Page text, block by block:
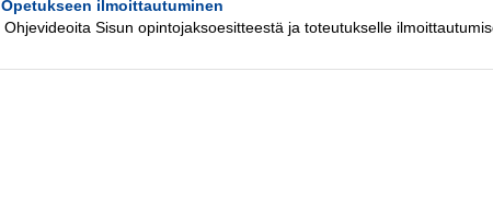
Opetukseen ilmoittautuminen
Ohjevideoita Sisun opintojaksoesitteestä ja toteutukselle